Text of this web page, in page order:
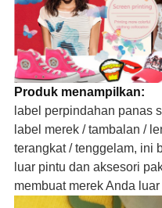
Produk menampilkan:
label perpindahan panas
label merek / tambalan /
terangkat / tenggelam, ini
luar pintu dan aksesori
membuat merek Anda